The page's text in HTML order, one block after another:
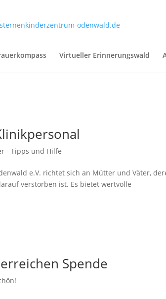
Virtueller Erinnerungswald
- Tipps und Hilfe
e.V. richtet sich an Mütter und Väter,
verstorben ist. Es bietet wertvolle
Spende